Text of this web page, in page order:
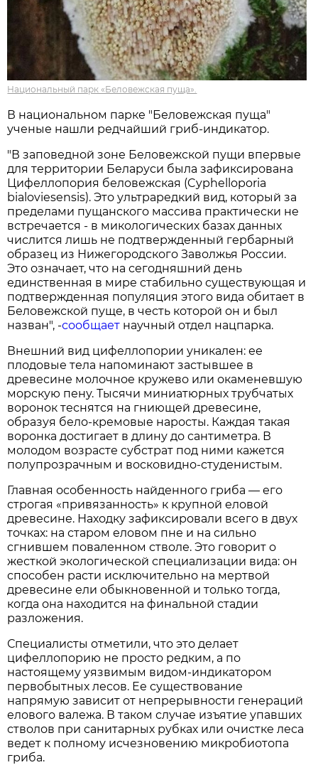
Национальный парк «Беловежская пуща».
В национальном парке "Беловежская пуща"
ученые нашли редчайший гриб-индикатор.
"В заповедной зоне Беловежской пущи впервые
для территории Беларуси была зафиксирована
Цифеллопория беловежская (Cyphelloporia
bialoviesensis). Это ультраредкий вид, который за
пределами пущанского массива практически не
встречается - в микологических базах данных
числится лишь не подтвержденный гербарный
образец из Нижегородского Заволжья России.
Это означает, что на сегодняшний день
единственная в мире стабильно существующая и
подтвержденная популяция этого вида обитает в
Беловежской пуще, в честь которой он и был
назван", -сообщает научный отдел нацпарка.
Внешний вид цифеллопории уникален: ее
плодовые тела напоминают застывшее в
древесине молочное кружево или окаменевшую
морскую пену. Тысячи миниатюрных трубчатых
воронок теснятся на гниющей древесине,
образуя бело-кремовые наросты. Каждая такая
воронка достигает в длину до сантиметра. В
молодом возрасте субстрат под ними кажется
полупрозрачным и восковидно-студенистым.
Главная особенность найденного гриба — его
строгая «привязанность» к крупной еловой
древесине. Находку зафиксировали всего в двух
точках: на старом еловом пне и на сильно
сгнившем поваленном стволе. Это говорит о
жесткой экологической специализации вида: он
способен расти исключительно на мертвой
древесине ели обыкновенной и только тогда,
когда она находится на финальной стадии
разложения.
Специалисты отметили, что это делает
цифеллопорию не просто редким, а по
настоящему уязвимым видом-индикатором
первобытных лесов. Ее существование
напрямую зависит от непрерывности генераций
елового валежа. В таком случае изъятие упавших
стволов при санитарных рубках или очистке леса
ведет к полному исчезновению микробиотопа
гриба.